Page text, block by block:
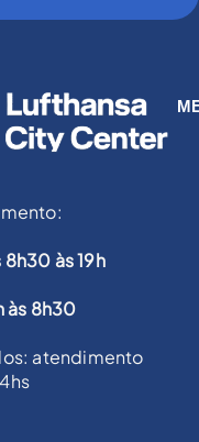
às 19h
às 8h30
atendimento